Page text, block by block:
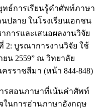
ทธ์การเรียนรู้คำศัพท์ภาษา
ปลาย ในโรงเรียนเอกชน
การและเสนอผลงานวิจัย
2: บูรณาการงานวิจัย ใช้
น 2559” ณ วิทยาลัย
รราชสีมา (หน้า 844-848)
ารสอนภาษาที่เน้นคำศัพท์
ในการอ่านภาษาอังกฤษ